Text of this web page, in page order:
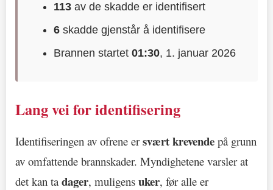
113 av de skadde er identifisert
6 skadde gjenstår å identifisere
Brannen startet01:30, 1. januar 2026
Lang vei for identifisering
Identifiseringen av ofrene ersvært krevende på grunn
av omfattende brannskader. Myndighetene varsler at
det kan tadager, muligens uker, før alle er